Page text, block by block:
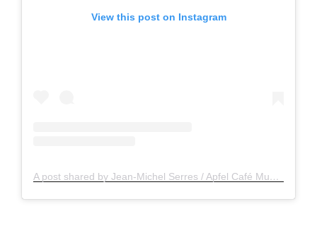
View this post on Instagram
A post shared by Jean-Michel Serres / Apfel Café Music / Apfelsaft Cinéma Music (@jeanmichelserres.apfel)